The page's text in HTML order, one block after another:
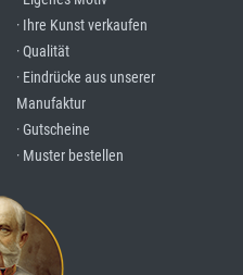
· Ihre Kunst verkaufen
· Qualität
· Eindrücke aus unserer
Manufaktur
· Gutscheine
· Muster bestellen